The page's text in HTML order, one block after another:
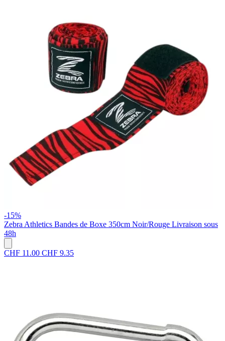
-15%
Zebra Athletics Bandes de Boxe 350cm Noir/Rouge Livraison sous
48h
CHF 11.00 CHF 9.35